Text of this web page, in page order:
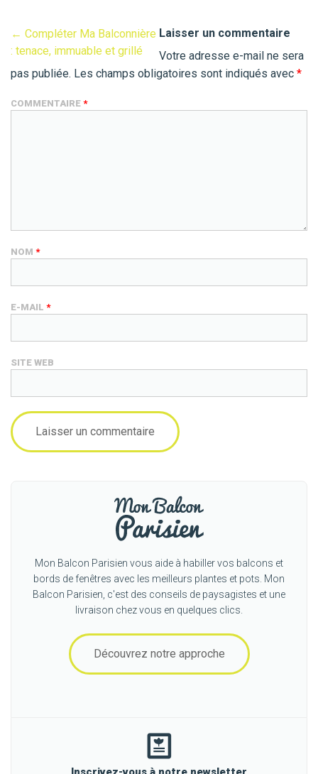
← Compléter Ma Balconnière
: tenace, immuable et grillé
Laisser un commentaire
Votre adresse e-mail ne sera
pas publiée. Les champs obligatoires sont indiqués avec *
COMMENTAIRE *
NOM *
E-MAIL *
SITE WEB
Mon Balcon Parisien vous aide à habiller vos balcons et
bords de fenêtres avec les meilleurs plantes et pots. Mon
Balcon Parisien, c'est des conseils de paysagistes et une
livraison chez vous en quelques clics.
Découvrez notre approche